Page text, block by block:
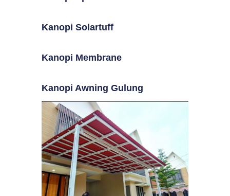
Kanopi Solartuff
Kanopi Membrane
Kanopi Awning Gulung